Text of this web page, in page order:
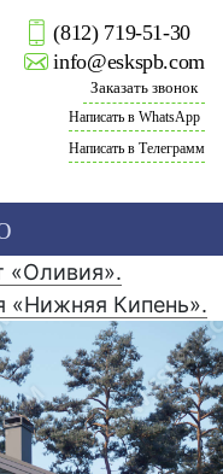
(812) 719-51-30
info@eskspb.com
Заказать звонок
Написать в WhatsApp
Написать в Телеграмм
«Оливия».
«Нижняя Кипень».